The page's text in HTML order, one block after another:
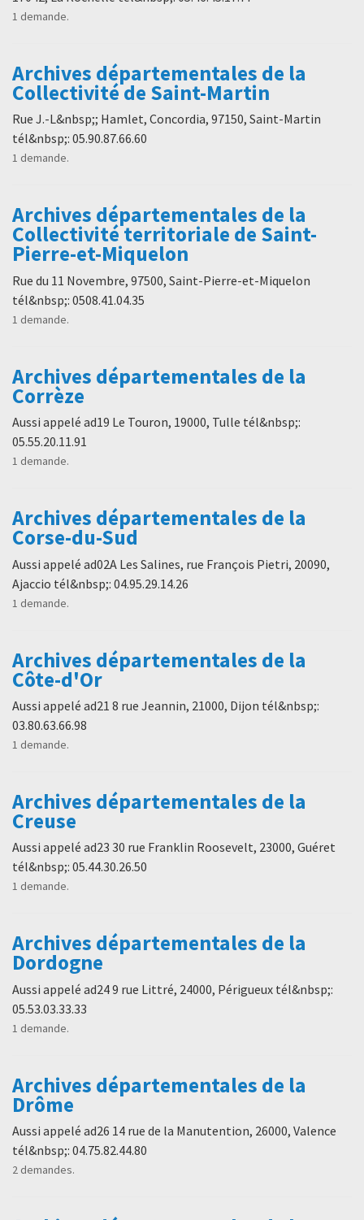
1 demande.
Archives départementales de la
Collectivité de Saint-Martin
Rue J.-L&nbsp;; Hamlet, Concordia, 97150, Saint-Martin
tél&nbsp;: 05.90.87.66.60
1 demande.
Archives départementales de la
Collectivité territoriale de Saint-
Pierre-et-Miquelon
Rue du 11 Novembre, 97500, Saint-Pierre-et-Miquelon
tél&nbsp;: 0508.41.04.35
1 demande.
Archives départementales de la
Corrèze
Aussi appelé ad19 Le Touron, 19000, Tulle tél&nbsp;:
05.55.20.11.91
1 demande.
Archives départementales de la
Corse-du-Sud
Aussi appelé ad02A Les Salines, rue François Pietri, 20090,
Ajaccio tél&nbsp;: 04.95.29.14.26
1 demande.
Archives départementales de la
Côte-d'Or
Aussi appelé ad21 8 rue Jeannin, 21000, Dijon tél&nbsp;:
03.80.63.66.98
1 demande.
Archives départementales de la
Creuse
Aussi appelé ad23 30 rue Franklin Roosevelt, 23000, Guéret
tél&nbsp;: 05.44.30.26.50
1 demande.
Archives départementales de la
Dordogne
Aussi appelé ad24 9 rue Littré, 24000, Périgueux tél&nbsp;:
05.53.03.33.33
1 demande.
Archives départementales de la
Drôme
Aussi appelé ad26 14 rue de la Manutention, 26000, Valence
tél&nbsp;: 04.75.82.44.80
2 demandes.